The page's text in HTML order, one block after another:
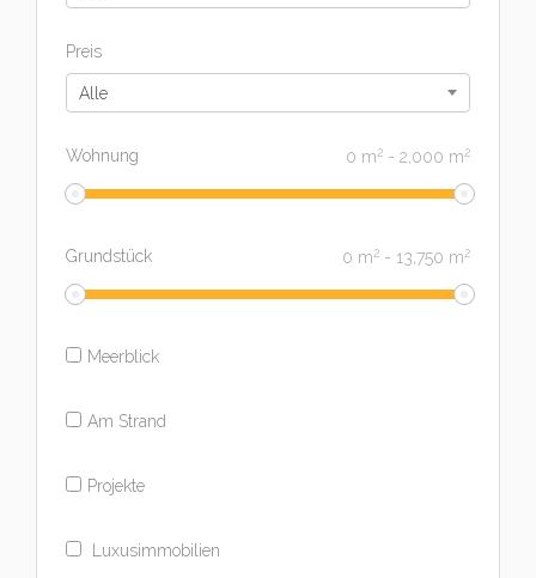
Preis
Alle
Wohnung 0 m2 - 2,000 m2
Grundstück 0 m2 - 13,750 m2
Meerblick
Am Strand
Projekte
Luxusimmobilien